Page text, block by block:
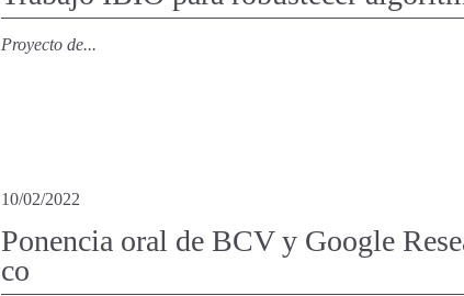
Proyecto de...
10/02/2022
Ponencia oral de BCV y Google
co